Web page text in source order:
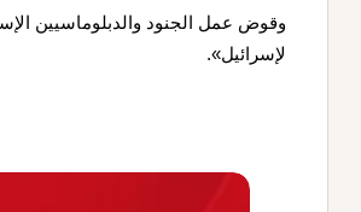
وقوض عمل الجنود والدبلوماسيين
لإسرائيل».